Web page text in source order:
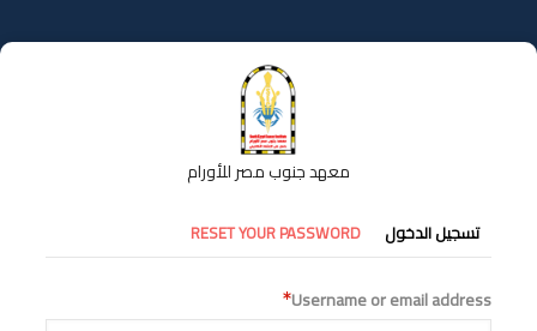
إلى
المحتوى
معهد جنوب مصر للأورام
التبويبات
الأساسية
تسجيل الدخول RESET YOUR PASSWORD
Username or email address